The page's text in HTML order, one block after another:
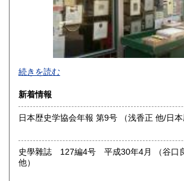
東京下町で七十四年、一冊一冊を大切にお
い分野で日々更新中。ホームページにもお
い。
https://aokishoten.sakura.ne.jp/
続きを読む
新着情報
日本歴史学協会年報 第9号 （
史學雜誌 127編4号 平成30年4月 （谷口良生/三輪眞嗣
他）